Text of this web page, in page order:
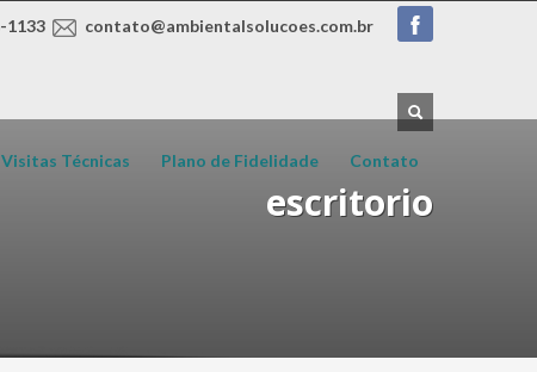
1133 contato@ambientalsolucoes.com.br
Visitas Técnicas Plano de Fidelidade Contato
escritorio